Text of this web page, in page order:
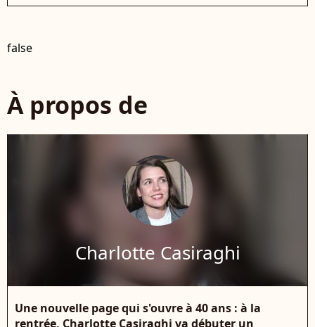
false
À propos de
Charlotte Casiraghi
Une nouvelle page qui s'ouvre à 40 ans : à la
rentrée, Charlotte Casiraghi va débuter un